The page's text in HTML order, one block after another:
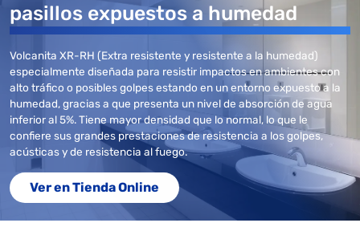
pasillos expuestos a humedad
Volcanita XR-RH (Extra resistente y resistente a la humedad)
especialmente diseñada para resistir impactos en ambientes con
alto tráfico o posibles golpes estando en un entorno expuesto a la
humedad, gracias a que presenta un nivel de absorción de agua
inferior al 5%. Tiene mayor densidad que lo normal, lo que le
confiere sus grandes prestaciones de resistencia a los golpes,
acústicas y de resistencia al fuego.
Ver en Tienda Online